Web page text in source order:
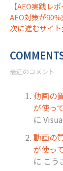
【AEO実践レ
AEO対策が
次に進むサイ
最近のコメント
動画の
が使っ
に
動画の
が使っ
に こう